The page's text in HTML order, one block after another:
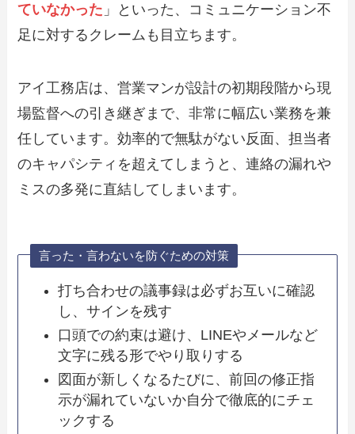
ていなかった 」といった、コミュニケーション不
足に対するクレームも目立ちます。
アイ工務店は、営業マンが設計の初期段階から現
場監督への引き継ぎまで、非常に幅広い業務を兼
任しています。効率的で無駄がない反面、担当者
のキャパシティを超えてしまうと、連絡の漏れや
ミスの多発に直結してしまいます。
言った・言わないを防ぐための対策
打ち合わせの議事録は必ずお互いに確認
し、サインを残す
口頭での約束は避け、LINEやメールなど
文字に残る形でやり取りする
図面が新しくなるたびに、前回の修正指
示が漏れていないか自分で徹底的にチェ
ックする